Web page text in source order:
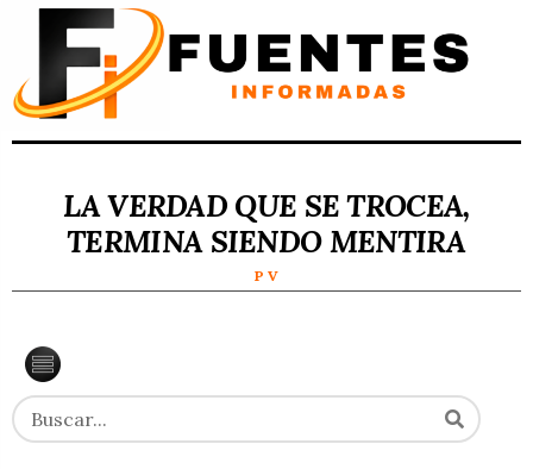
LA VERDAD QUE SE TROCEA,
TERMINA SIENDO MENTIRA
P V